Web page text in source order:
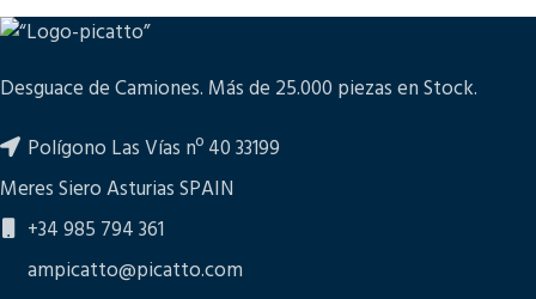
Desguace de Camiones. Más de 25.000 piezas en Stock.
Polígono Las Vías nº 40 33199
Meres Siero Asturias SPAIN
+34 985 794 361
ampicatto@picatto.com